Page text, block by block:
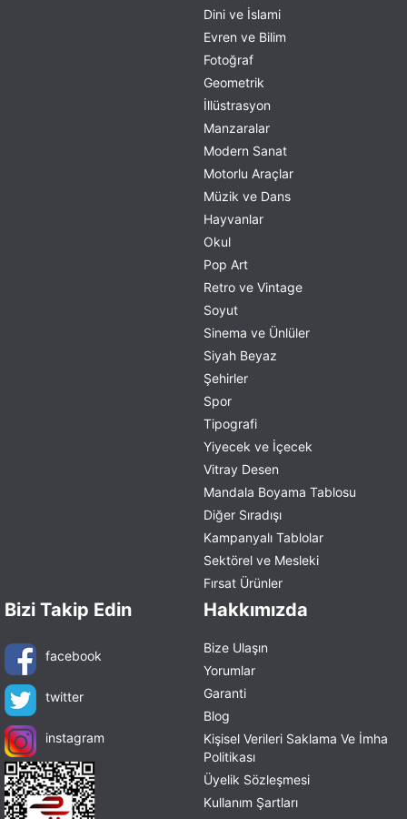
Dini ve İslami
Evren ve Bilim
Fotoğraf
Geometrik
İllüstrasyon
Manzaralar
Modern Sanat
Motorlu Araçlar
Müzik ve Dans
Hayvanlar
Okul
Pop Art
Retro ve Vintage
Soyut
Sinema ve Ünlüler
Siyah Beyaz
Şehirler
Spor
Tipografi
Yiyecek ve İçecek
Vitray Desen
Mandala Boyama Tablosu
Diğer Sıradışı
Kampanyalı Tablolar
Sektörel ve Mesleki
Fırsat Ürünler
Bizi Takip Edin
facebook
twitter
instagram
Hakkımızda
Bize Ulaşın
Yorumlar
Garanti
Blog
Kişisel Verileri Saklama Ve İmha
Politikası
Üyelik Sözleşmesi
Kullanım Şartları